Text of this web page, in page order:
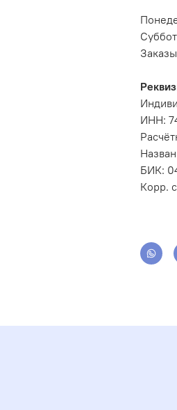
ИНН:
БИК:
Корр.